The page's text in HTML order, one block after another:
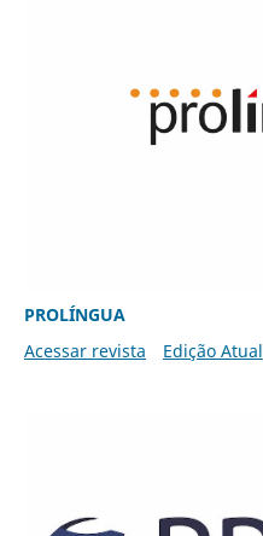
PROLÍNGUA
Acessar revista
Edição Atual